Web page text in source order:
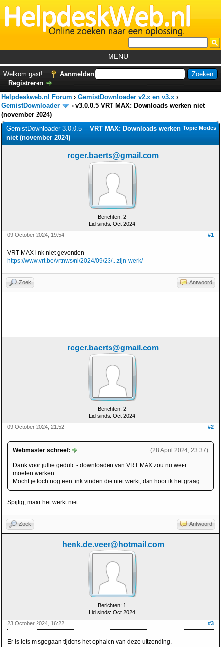
MENU
Foutcodes
Helpdesks
Forum
Welkom gast!
Aanmelden
Registreren
Helpdeskweb.nl Forum › GemistDownloader v2.x en v3.x ›
GemistDownloader
› v3.0.0.5 VRT MAX: Downloads werken niet
(november 2024)
Topic Modes
GemistDownloader 3.0.0.5 - VRT MAX: Downloads werken
niet (november 2024)
roger.baerts@gmail.com
Berichten: 2
Lid sinds: Oct 2024
#1
09 October 2024, 19:54
VRT MAX link niet gevonden
https://www.vrt.be/vrtnws/nl/2024/09/23/...zijn-werk/
Zoek Antwoord
roger.baerts@gmail.com
Berichten: 2
Lid sinds: Oct 2024
#2
09 October 2024, 21:52
(28 April 2024, 23:37)
Webmaster schreef:
Dank voor jullie geduld - downloaden van VRT MAX zou nu weer
moeten werken.
Mocht je toch nog een link vinden die niet werkt, dan hoor ik het graag.
Spijtig, maar het werkt niet
Zoek Antwoord
henk.de.veer@hotmail.com
Berichten: 1
Lid sinds: Oct 2024
#3
23 October 2024, 16:22
Er is iets misgegaan tijdens het ophalen van deze uitzending.